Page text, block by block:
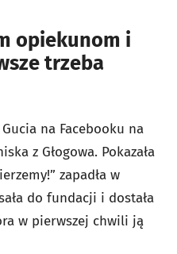
opiekunom i
trzeba
na Facebooku na
z Głogowa. Pokazała
zapadła w
do fundacji i dostała
w pierwszej chwili ją